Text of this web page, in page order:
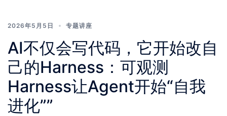
2026年5月5日 专题讲座
AI不仅会写代码，它开始改自
己的Harness：可观测
Harness让Agent开始“自我
进化””